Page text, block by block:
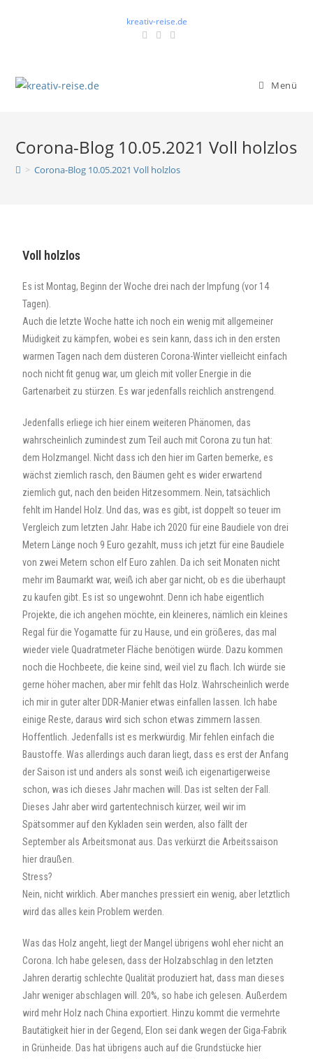
kreativ-reise.de
Menü
Corona-Blog 10.05.2021 Voll holzlos
> Corona-Blog 10.05.2021 Voll holzlos
Voll holzlos
Es ist Montag, Beginn der Woche drei nach der Impfung (vor 14
Tagen).
Auch die letzte Woche hatte ich noch ein wenig mit allgemeiner
Müdigkeit zu kämpfen, wobei es sein kann, dass ich in den ersten
warmen Tagen nach dem düsteren Corona-Winter vielleicht einfach
noch nicht fit genug war, um gleich mit voller Energie in die
Gartenarbeit zu stürzen. Es war jedenfalls reichlich anstrengend.
Jedenfalls erliege ich hier einem weiteren Phänomen, das
wahrscheinlich zumindest zum Teil auch mit Corona zu tun hat:
dem Holzmangel. Nicht dass ich den hier im Garten bemerke, es
wächst ziemlich rasch, den Bäumen geht es wider erwartend
ziemlich gut, nach den beiden Hitzesommern. Nein, tatsächlich
fehlt im Handel Holz. Und das, was es gibt, ist doppelt so teuer im
Vergleich zum letzten Jahr. Habe ich 2020 für eine Baudiele von drei
Metern Länge noch 9 Euro gezahlt, muss ich jetzt für eine Baudiele
von zwei Metern schon elf Euro zahlen. Da ich seit Monaten nicht
mehr im Baumarkt war, weiß ich aber gar nicht, ob es die überhaupt
zu kaufen gibt. Es ist so ungewohnt. Denn ich habe eigentlich
Projekte, die ich angehen möchte, ein kleineres, nämlich ein kleines
Regal für die Yogamatte für zu Hause, und ein größeres, das mal
wieder viele Quadratmeter Fläche benötigen würde. Dazu kommen
noch die Hochbeete, die keine sind, weil viel zu flach. Ich würde sie
gerne höher machen, aber mir fehlt das Holz. Wahrscheinlich werde
ich mir in guter alter DDR-Manier etwas einfallen lassen. Ich habe
einige Reste, daraus wird sich schon etwas zimmern lassen.
Hoffentlich. Jedenfalls ist es merkwürdig. Mir fehlen einfach die
Baustoffe. Was allerdings auch daran liegt, dass es erst der Anfang
der Saison ist und anders als sonst weiß ich eigenartigerweise
schon, was ich dieses Jahr machen will. Das ist selten der Fall.
Dieses Jahr aber wird gartentechnisch kürzer, weil wir im
Spätsommer auf den Kykladen sein werden, also fällt der
September als Arbeitsmonat aus. Das verkürzt die Arbeitssaison
hier draußen.
Stress?
Nein, nicht wirklich. Aber manches pressiert ein wenig, aber letztlich
wird das alles kein Problem werden.
Was das Holz angeht, liegt der Mangel übrigens wohl eher nicht an
Corona. Ich habe gelesen, dass der Holzabschlag in den letzten
Jahren derartig schlechte Qualität produziert hat, dass man dieses
Jahr weniger abschlagen will. 20%, so habe ich gelesen. Außerdem
wird mehr Holz nach China exportiert. Hinzu kommt die vermehrte
Bautätigkeit hier in der Gegend, Elon sei dank wegen der Giga-Fabrik
in Grünheide. Das hat übrigens auch auf die Grundstücke hier